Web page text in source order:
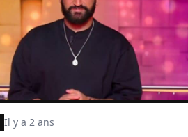
Il y a 2 ans